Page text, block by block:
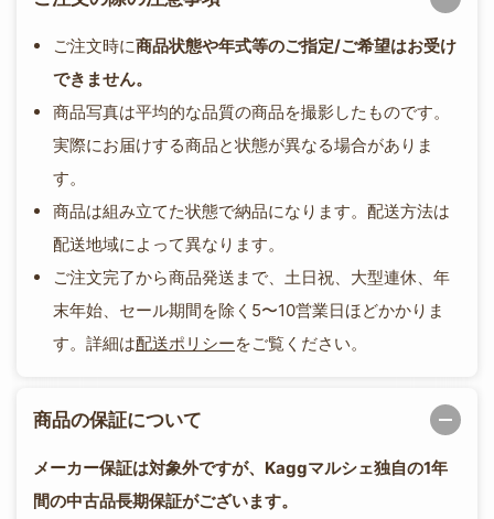
ご注文時に商品状態や年式等のご指定/ご希望はお受け
できません。
商品写真は平均的な品質の商品を撮影したものです。
実際にお届けする商品と状態が異なる場合がありま
す。
商品は組み立てた状態で納品になります。配送方法は
配送地域によって異なります。
ご注文完了から商品発送まで、土日祝、大型連休、年
末年始、セール期間を除く5〜10営業日ほどかかりま
す。詳細は配送ポリシーをご覧ください。
商品の保証について
メーカー保証は対象外ですが、Kaggマルシェ独自の1年
間の中古品長期保証がございます。